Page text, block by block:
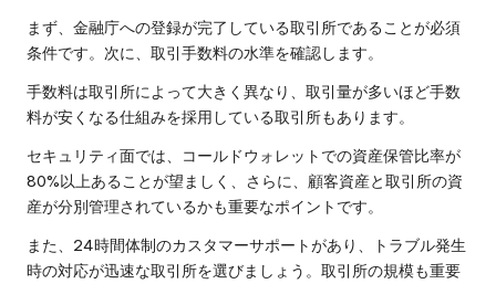
まず、金融庁への登録が完了している取引所であることが必須
条件です。次に、取引手数料の水準を確認します。
手数料は取引所によって大きく異なり、取引量が多いほど手数
料が安くなる仕組みを採用している取引所もあります。
セキュリティ面では、コールドウォレットでの資産保管比率が
80%以上あることが望ましく、さらに、顧客資産と取引所の資
産が分別管理されているかも重要なポイントです。
また、24時間体制のカスタマーサポートがあり、トラブル発生
時の対応が迅速な取引所を選びましょう。取引所の規模も重要